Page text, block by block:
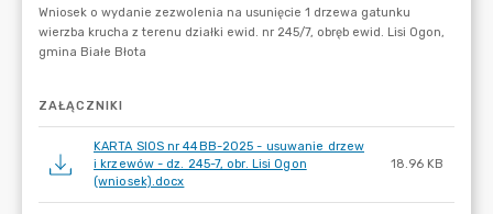
ZAŁĄCZNIKI
KARTA SIOS nr 44BB-2025 - usuwanie drzew
i krzewów - dz. 245-7, obr. Lisi Ogon
(wniosek).docx
18.96 KB